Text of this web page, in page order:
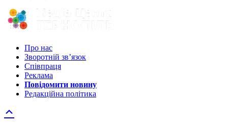
Про нас
Зворотній зв’язок
Співпраця
Реклама
Повідомити новину
Редакційна політика